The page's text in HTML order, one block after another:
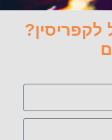
לקפריסין?